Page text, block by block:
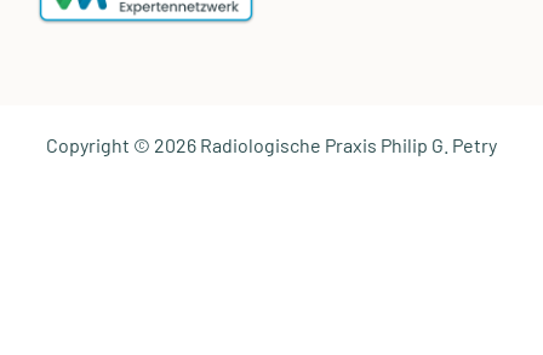
Copyright © 2026 Radiologische Praxis Philip G. Petry